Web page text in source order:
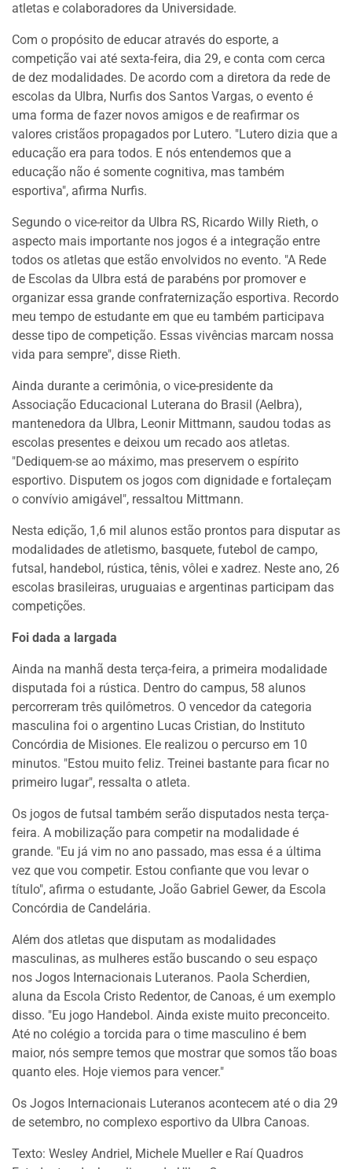
atletas e colaboradores da Universidade.
Com o propósito de educar através do esporte, a
competição vai até sexta-feira, dia 29, e conta com cerca
de dez modalidades. De acordo com a diretora da rede de
escolas da Ulbra, Nurfis dos Santos Vargas, o evento é
uma forma de fazer novos amigos e de reafirmar os
valores cristãos propagados por Lutero. "Lutero dizia que a
educação era para todos. E nós entendemos que a
educação não é somente cognitiva, mas também
esportiva", afirma Nurfis.
Segundo o vice-reitor da Ulbra RS, Ricardo Willy Rieth, o
aspecto mais importante nos jogos é a integração entre
todos os atletas que estão envolvidos no evento. "A Rede
de Escolas da Ulbra está de parabéns por promover e
organizar essa grande confraternização esportiva. Recordo
meu tempo de estudante em que eu também participava
desse tipo de competição. Essas vivências marcam nossa
vida para sempre", disse Rieth.
Ainda durante a cerimônia, o vice-presidente da
Associação Educacional Luterana do Brasil (Aelbra),
mantenedora da Ulbra, Leonir Mittmann, saudou todas as
escolas presentes e deixou um recado aos atletas.
"Dediquem-se ao máximo, mas preservem o espírito
esportivo. Disputem os jogos com dignidade e fortaleçam
o convívio amigável", ressaltou Mittmann.
Nesta edição, 1,6 mil alunos estão prontos para disputar as
modalidades de atletismo, basquete, futebol de campo,
futsal, handebol, rústica, tênis, vôlei e xadrez. Neste ano, 26
escolas brasileiras, uruguaias e argentinas participam das
competições.
Foi dada a largada
Ainda na manhã desta terça-feira, a primeira modalidade
disputada foi a rústica. Dentro do campus, 58 alunos
percorreram três quilômetros. O vencedor da categoria
masculina foi o argentino Lucas Cristian, do Instituto
Concórdia de Misiones. Ele realizou o percurso em 10
minutos. "Estou muito feliz. Treinei bastante para ficar no
primeiro lugar", ressalta o atleta.
Os jogos de futsal também serão disputados nesta terça-
feira. A mobilização para competir na modalidade é
grande. "Eu já vim no ano passado, mas essa é a última
vez que vou competir. Estou confiante que vou levar o
título", afirma o estudante, João Gabriel Gewer, da Escola
Concórdia de Candelária.
Além dos atletas que disputam as modalidades
masculinas, as mulheres estão buscando o seu espaço
nos Jogos Internacionais Luteranos. Paola Scherdien,
aluna da Escola Cristo Redentor, de Canoas, é um exemplo
disso. "Eu jogo Handebol. Ainda existe muito preconceito.
Até no colégio a torcida para o time masculino é bem
maior, nós sempre temos que mostrar que somos tão boas
quanto eles. Hoje viemos para vencer."
Os Jogos Internacionais Luteranos acontecem até o dia 29
de setembro, no complexo esportivo da Ulbra Canoas.
Texto: Wesley Andriel, Michele Mueller e Raí Quadros